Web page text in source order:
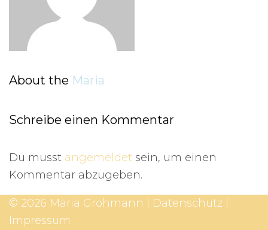
About the Maria
Schreibe einen Kommentar
Du musst angemeldet sein, um einen
Kommentar abzugeben.
© 2026 Maria Grohmann | Datenschutz
Impressum